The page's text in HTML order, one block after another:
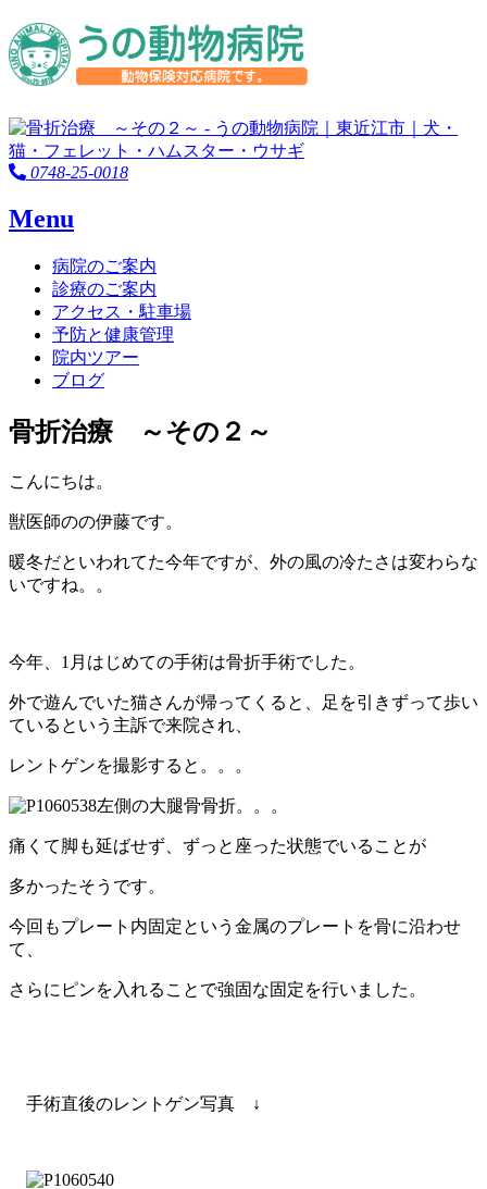
0748-25-0018
Menu
病院のご案内
診療のご案内
アクセス・駐車場
予防と健康管理
院内ツアー
ブログ
骨折治療 ～その２～
こんにちは。
獣医師のの伊藤です。
暖冬だといわれてた今年ですが、外の風の冷たさは変わらな
いですね。。
今年、1月はじめての手術は骨折手術でした。
外で遊んでいた猫さんが帰ってくると、足を引きずって歩い
ているという主訴で来院され、
レントゲンを撮影すると。。。
左側の大腿骨骨折。。。
痛くて脚も延ばせず、ずっと座った状態でいることが
多かったそうです。
今回もプレート内固定という金属のプレートを骨に沿わせ
て、
さらにピンを入れることで強固な固定を行いました。
手術直後のレントゲン写真 ↓